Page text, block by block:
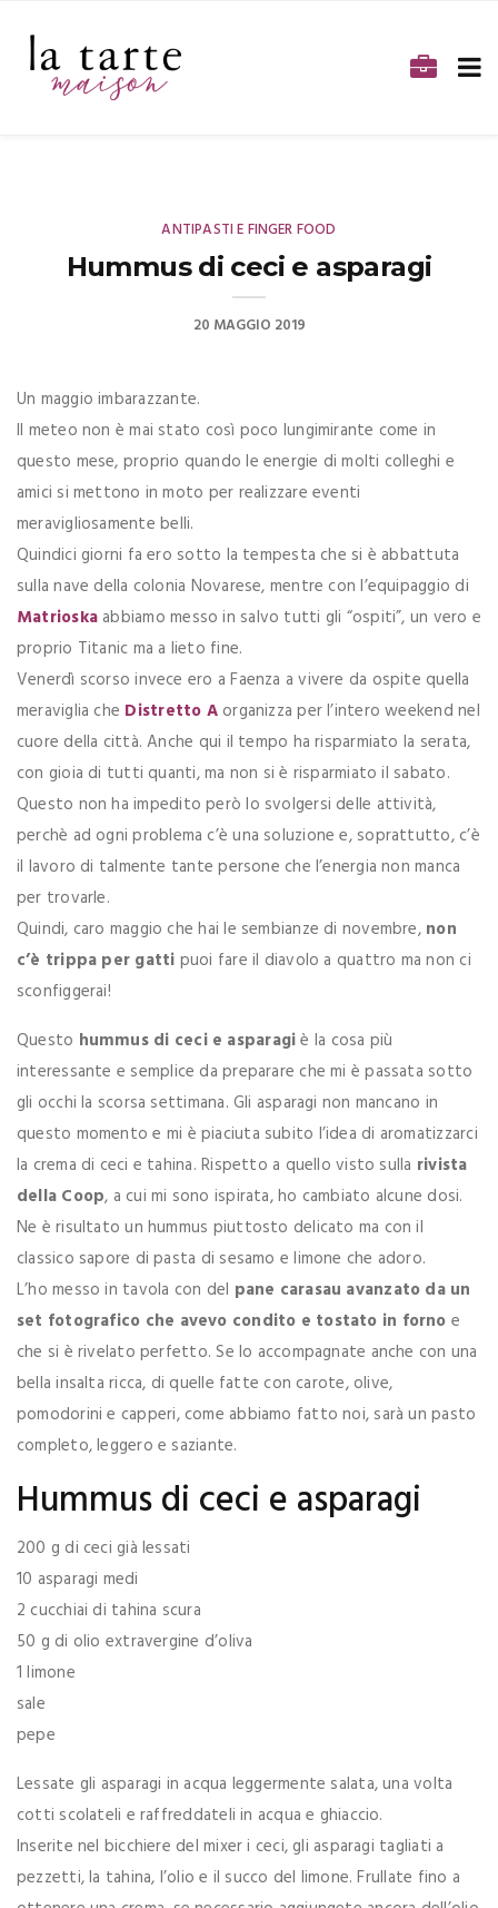
ANTIPASTI E FINGER FOOD
Hummus di ceci e asparagi
20 MAGGIO 2019
Un maggio imbarazzante.
Il meteo non è mai stato così poco lungimirante come in
questo mese, proprio quando le energie di molti colleghi e
amici si mettono in moto per realizzare eventi
meravigliosamente belli.
Quindici giorni fa ero sotto la tempesta che si è abbattuta
sulla nave della colonia Novarese, mentre con l’equipaggio di
Matrioska abbiamo messo in salvo tutti gli “ospiti”, un vero e
proprio Titanic ma a lieto fine.
Venerdì scorso invece ero a Faenza a vivere da ospite quella
meraviglia che Distretto Aorganizza per l’intero weekend nel
cuore della città. Anche qui il tempo ha risparmiato la serata,
con gioia di tutti quanti, ma non si è risparmiato il sabato.
Questo non ha impedito però lo svolgersi delle attività,
perchè ad ogni problema c’è una soluzione e, soprattutto, c’è
il lavoro di talmente tante persone che l’energia non manca
per trovarle.
Quindi, caro maggio che hai le sembianze di novembre, non
c’è trippa per gatti puoi fare il diavolo a quattro ma non ci
sconfiggerai!
Questo hummus di ceci e asparagiè la cosa più
interessante e semplice da preparare che mi è passata sotto
gli occhi la scorsa settimana. Gli asparagi non mancano in
questo momento e mi è piaciuta subito l’idea di aromatizzarci
la crema di ceci e tahina. Rispetto a quello visto sulla rivista
della Coop, a cui mi sono ispirata, ho cambiato alcune dosi.
Ne è risultato un hummus piuttosto delicato ma con il
classico sapore di pasta di sesamo e limone che adoro.
L’ho messo in tavola con del pane carasau avanzato da un
set fotografico che avevo condito e tostato in forno e
che si è rivelato perfetto. Se lo accompagnate anche con una
bella insalta ricca, di quelle fatte con carote, olive,
pomodorini e capperi, come abbiamo fatto noi, sarà un pasto
completo, leggero e saziante.
Hummus di ceci e asparagi
200 g di ceci già lessati
10 asparagi medi
2 cucchiai di tahina scura
50 g di olio extravergine d’oliva
1 limone
sale
pepe
Lessate gli asparagi in acqua leggermente salata, una volta
cotti scolateli e raffreddateli in acqua e ghiaccio.
Inserite nel bicchiere del mixer i ceci, gli asparagi tagliati a
pezzetti, la tahina, l’olio e il succo del limone. Frullate fino a